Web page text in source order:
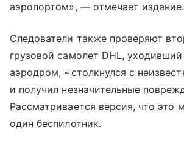
аэропортом», — отмечает издание.
Следователи также проверяют
грузовой самолет DHL, уходивший
аэродром, ~столкнулся с
и получил незначительные
Рассматривается версия, что это
один беспилотник.